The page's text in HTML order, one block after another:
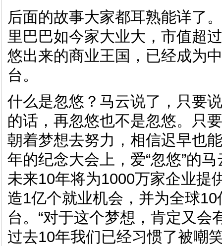
后面的故事大家都耳熟能详了
里巴巴如今家大业大，市值超
悠出来的商业王国，已经成为
台。
什么是忽悠？马云说了，只要
的话，再忽悠也不是忽悠。只
朝着梦想去努力，相信迟早也
年的纪念大会上，爱“忽悠”的
未来10年将为1000万家企业提
造1亿个就业机会，并为全球
台。“对于这个梦想，肯定又
过去10年我们已经习惯了被嘲